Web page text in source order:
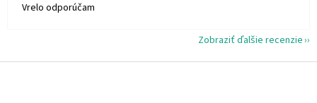
Vrelo odporúčam
Zobraziť ďalšie recenzie